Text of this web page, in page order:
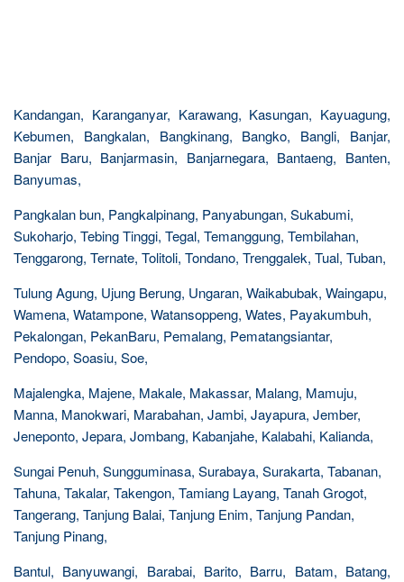
Kandangan, Karanganyar, Karawang, Kasungan, Kayuagung,
Kebumen, Bangkalan, Bangkinang, Bangko, Bangli, Banjar,
Banjar Baru, Banjarmasin, Banjarnegara, Bantaeng, Banten,
Banyumas,
Pangkalan bun, Pangkalpinang, Panyabungan, Sukabumi,
Sukoharjo, Tebing Tinggi, Tegal, Temanggung, Tembilahan,
Tenggarong, Ternate, Tolitoli, Tondano, Trenggalek, Tual, Tuban,
Tulung Agung, Ujung Berung, Ungaran, Waikabubak, Waingapu,
Wamena, Watampone, Watansoppeng, Wates, Payakumbuh,
Pekalongan, PekanBaru, Pemalang, Pematangsiantar,
Pendopo, Soasiu, Soe,
Majalengka, Majene, Makale, Makassar, Malang, Mamuju,
Manna, Manokwari, Marabahan, Jambi, Jayapura, Jember,
Jeneponto, Jepara, Jombang, Kabanjahe, Kalabahi, Kalianda,
Sungai Penuh, Sungguminasa, Surabaya, Surakarta, Tabanan,
Tahuna, Takalar, Takengon, Tamiang Layang, Tanah Grogot,
Tangerang, Tanjung Balai, Tanjung Enim, Tanjung Pandan,
Tanjung Pinang,
Bantul, Banyuwangi, Barabai, Barito, Barru, Batam, Batang,